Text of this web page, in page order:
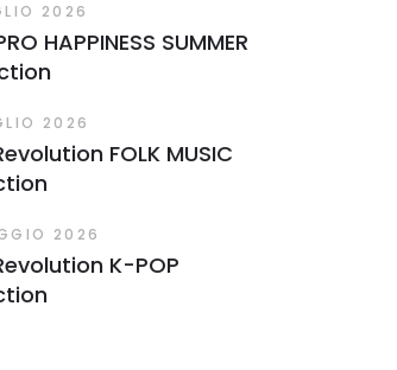
2026
HAPPINESS SUMMER
2026
FOLK MUSIC
2026
K-POP